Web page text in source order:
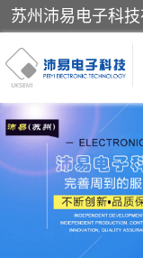
西门康
快恢复二极管
英飞凌可控硅模块